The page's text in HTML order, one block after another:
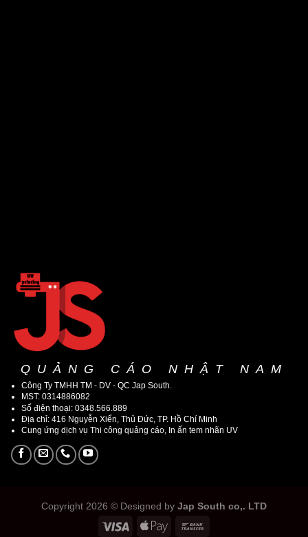
QUẢNG CÁO NHẬT NAM
Công Ty TMHH TM - DV - QC Jap South.
MST: 0314886082
Số điện thoại: 0348.566.889
Địa chỉ: 416 Nguyễn Xiển, Thủ Đức, TP. Hồ Chí Minh
Cung ứng dịch vụ Thi công quảng cáo, In ấn tem nhãn UV
Copyright 2026 © Designed by Jap South co,. LTD